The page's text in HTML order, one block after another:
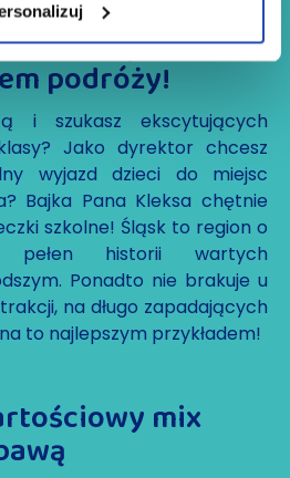
– Śląsk
podróży!
i szukasz ekscytujących
Jako dyrektor chcesz
wyjazd dzieci do miejsc
Bajka Pana Kleksa chętnie
szkolne! Śląsk to region o
pełen historii wartych
Ponadto nie brakuje u
na długo zapadających
to najlepszym przykładem!
mix